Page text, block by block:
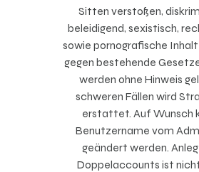
Sitten verstoßen,
beleidigend, sexistisch,
sowie pornografische
gegen bestehende
werden ohne Hinweis
schweren Fällen wird
erstattet. Auf Wunsch
Benutzername vom
geändert werden.
Doppelaccounts ist